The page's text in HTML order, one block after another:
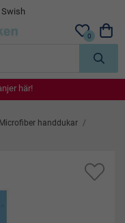
dagars öppet köp
0
här!
här!
här!
här!
Microfiber handdukar /